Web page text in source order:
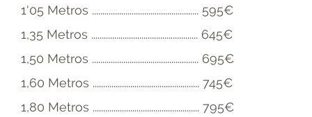
1'05 Metros ................................................... 595€
1,35 Metros ................................................... 645€
1,50 Metros ................................................... 695€
1,60 Metros ................................................... 745€
1,80 Metros ................................................... 795€